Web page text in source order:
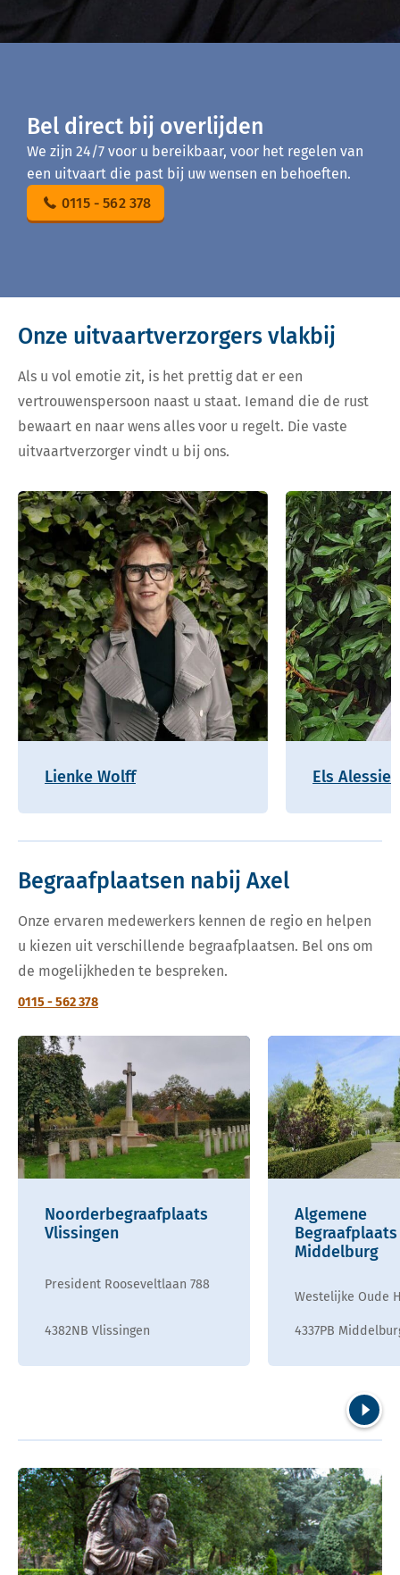
Bel direct bij overlijden
We zijn 24/7 voor u bereikbaar, voor het regelen van
een uitvaart die past bij uw wensen en behoeften.
0115 - 562 378
Onze uitvaartverzorgers vlakbij
Als u vol emotie zit, is het prettig dat er een
vertrouwenspersoon naast u staat. Iemand die de rust
bewaart en naar wens alles voor u regelt. Die vaste
uitvaartverzorger vindt u bij ons.
Lienke Wolff Els Alessie
Begraafplaatsen nabij Axel
Onze ervaren medewerkers kennen de regio en helpen
u kiezen uit verschillende begraafplaatsen. Bel ons om
de mogelijkheden te bespreken.
0115 - 562 378
Noorderbegraafplaats
Vlissingen
President Rooseveltlaan 788
4382NB Vlissingen
Algemene
Begraafplaats
Middelburg
Westelijke Oude
4337PB